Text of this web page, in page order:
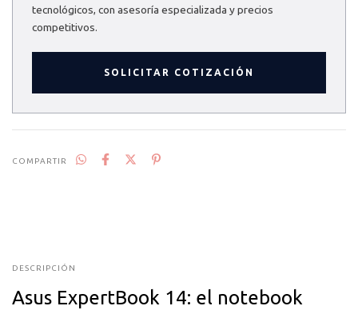
tecnológicos, con asesoría especializada y precios
competitivos.
SOLICITAR COTIZACIÓN
COMPARTIR
DESCRIPCIÓN
Asus ExpertBook 14: el notebook